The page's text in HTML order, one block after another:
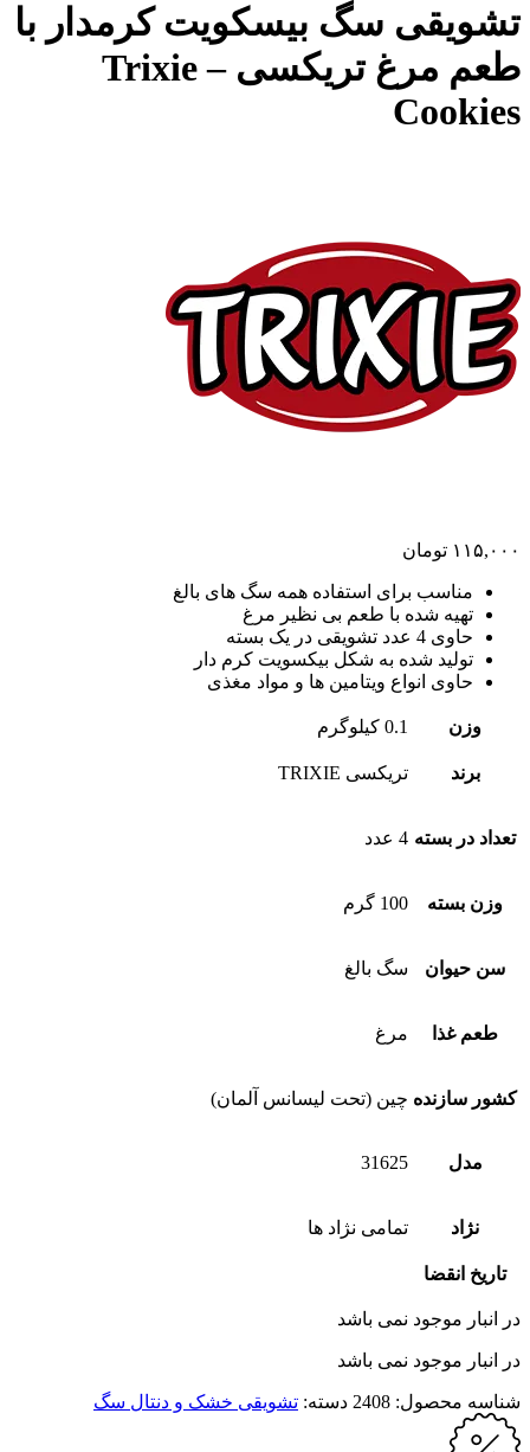
تشویقی سگ بیسکویت کرمدار با
طعم مرغ تریکسی – Trixie
Cookies
۱۱۵,۰۰۰ تومان
مناسب برای استفاده همه سگ های بالغ
تهیه شده با طعم بی نظیر مرغ
حاوی 4 عدد تشویقی در یک بسته
تولید شده به شکل بیکسویت کرم دار
حاوی انواع ویتامین ها و مواد مغذی
وزن 0.1 کیلوگرم
برند تریکسی TRIXIE
تعداد در بسته 4 عدد
وزن بسته 100 گرم
سن حیوان سگ بالغ
طعم غذا مرغ
کشور سازنده چین (تحت لیسانس آلمان)
مدل 31625
نژاد تمامی نژاد ها
تاریخ انقضا
در انبار موجود نمی باشد
در انبار موجود نمی باشد
شناسه محصول: 2408 دسته: تشویقی خشک و دنتال سگ